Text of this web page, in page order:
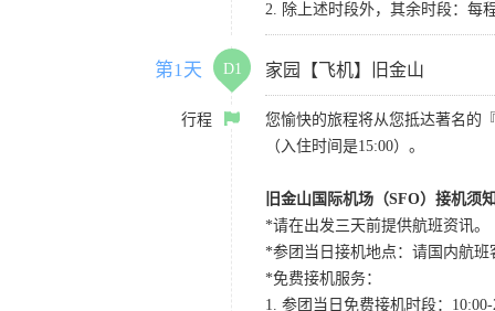
2. 除上述时段外，其余时段：每
第1天 D1 家园【飞机】旧金山
行程
您愉快的旅程将从您抵达著名的
（入住时间是15:00）。
旧金山国际机场（SFO）接机须
*请在出发三天前提供航班资讯。
*参团当日接机地点：请国内航班
*免费接机服务：
1. 参团当日免费接机时段：